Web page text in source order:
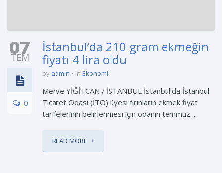
07
TEM
0
İstanbul’da 210 gram ekmeğin
fiyatı 4 lira oldu
by admin in Ekonomi
Merve YİĞİTCAN / İSTANBUL İstanbul'da İstanbul
Ticaret Odası (İTO) üyesi fırınların ekmek fiyat
tarifelerinin belirlenmesi için odanın temmuz ...
READ MORE